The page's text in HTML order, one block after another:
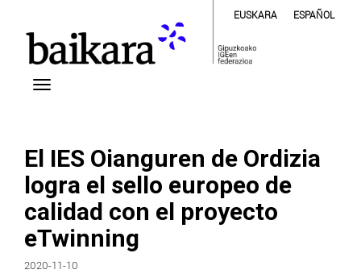
EUSKARA ESPAÑOL
El IES Oianguren de Ordizia
logra el sello europeo de
calidad con el proyecto
eTwinning
2020-11-10